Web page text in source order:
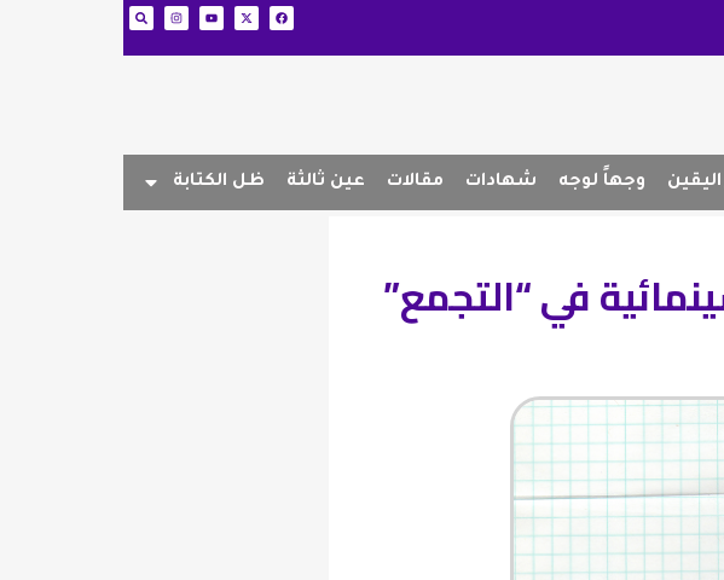
اليقين وجهاً لوجه شهادات مقالات عين ثالثة ظل الكتابة
في “التجمع”